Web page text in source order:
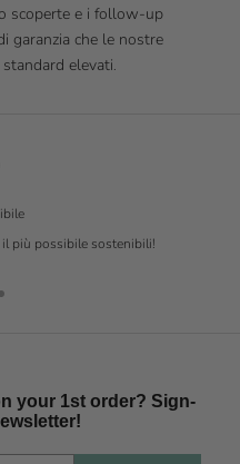
scoperte e i follow-up
garanzia che le nostre
elevati.
più possibile sostenibili!
1
all'articolo 2
all'articolo 3
all'articolo 4
your 1st order? Sign-